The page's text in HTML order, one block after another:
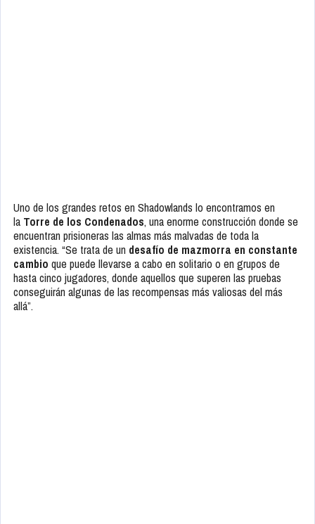
Uno de los grandes retos en Shadowlands lo encontramos en
la Torre de los Condenados, una enorme construcción donde se
encuentran prisioneras las almas más malvadas de toda la
existencia. “Se trata de un desafío de mazmorra en constante
cambio que puede llevarse a cabo en solitario o en grupos de
hasta cinco jugadores, donde aquellos que superen las pruebas
conseguirán algunas de las recompensas más valiosas del más
allá”.